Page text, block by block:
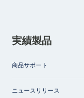
実績製品
商品サポート
ニュースリリース